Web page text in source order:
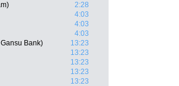
2:28
4:03
4:03
4:03
Bank)
13:23
13:23
13:23
13:23
13:23